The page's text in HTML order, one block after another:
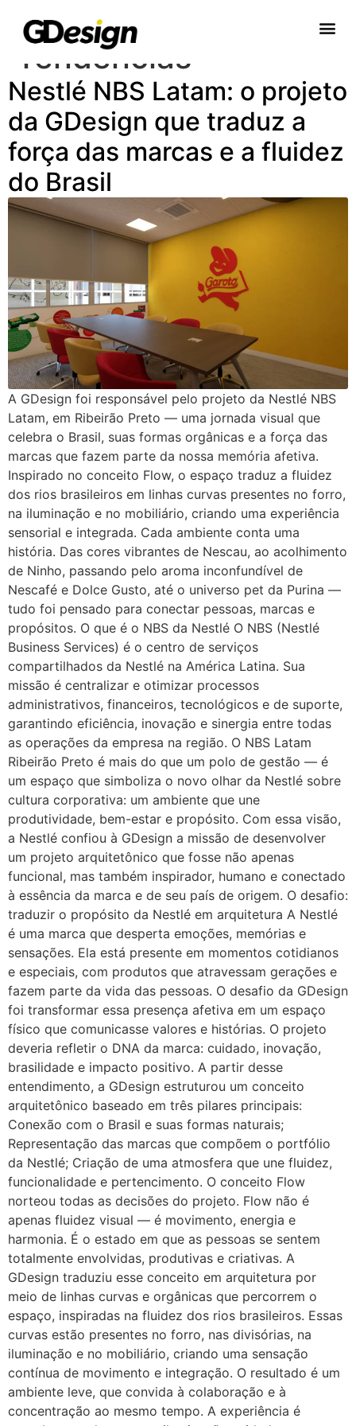
Categoria:
Tendências
Nestlé NBS Latam: o projeto
da GDesign que traduz a
força das marcas e a fluidez
do Brasil
A GDesign foi responsável pelo projeto da Nestlé NBS
Latam, em Ribeirão Preto — uma jornada visual que
celebra o Brasil, suas formas orgânicas e a força das
marcas que fazem parte da nossa memória afetiva.
Inspirado no conceito Flow, o espaço traduz a fluidez
dos rios brasileiros em linhas curvas presentes no forro,
na iluminação e no mobiliário, criando uma experiência
sensorial e integrada. Cada ambiente conta uma
história. Das cores vibrantes de Nescau, ao acolhimento
de Ninho, passando pelo aroma inconfundível de
Nescafé e Dolce Gusto, até o universo pet da Purina —
tudo foi pensado para conectar pessoas, marcas e
propósitos. O que é o NBS da Nestlé O NBS (Nestlé
Business Services) é o centro de serviços
compartilhados da Nestlé na América Latina. Sua
missão é centralizar e otimizar processos
administrativos, financeiros, tecnológicos e de suporte,
garantindo eficiência, inovação e sinergia entre todas
as operações da empresa na região. O NBS Latam
Ribeirão Preto é mais do que um polo de gestão — é
um espaço que simboliza o novo olhar da Nestlé sobre
cultura corporativa: um ambiente que une
produtividade, bem-estar e propósito. Com essa visão,
a Nestlé confiou à GDesign a missão de desenvolver
um projeto arquitetônico que fosse não apenas
funcional, mas também inspirador, humano e conectado
à essência da marca e de seu país de origem. O desafio:
traduzir o propósito da Nestlé em arquitetura A Nestlé
é uma marca que desperta emoções, memórias e
sensações. Ela está presente em momentos cotidianos
e especiais, com produtos que atravessam gerações e
fazem parte da vida das pessoas. O desafio da GDesign
foi transformar essa presença afetiva em um espaço
físico que comunicasse valores e histórias. O projeto
deveria refletir o DNA da marca: cuidado, inovação,
brasilidade e impacto positivo. A partir desse
entendimento, a GDesign estruturou um conceito
arquitetônico baseado em três pilares principais:
Conexão com o Brasil e suas formas naturais;
Representação das marcas que compõem o portfólio
da Nestlé; Criação de uma atmosfera que une fluidez,
funcionalidade e pertencimento. O conceito Flow
norteou todas as decisões do projeto. Flow não é
apenas fluidez visual — é movimento, energia e
harmonia. É o estado em que as pessoas se sentem
totalmente envolvidas, produtivas e criativas. A
GDesign traduziu esse conceito em arquitetura por
meio de linhas curvas e orgânicas que percorrem o
espaço, inspiradas na fluidez dos rios brasileiros. Essas
curvas estão presentes no forro, nas divisórias, na
iluminação e no mobiliário, criando uma sensação
contínua de movimento e integração. O resultado é um
ambiente leve, que convida à colaboração e à
concentração ao mesmo tempo. A experiência é